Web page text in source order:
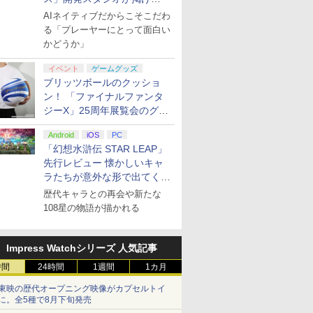
る“AI活用の信念”とは？【講
演レポート】
AIネイティブだからこそこだわ
る「プレーヤーにとって面白い
かどうか」
イベント ゲームグッズ
ブリッツボールのクッショ
ン！ 「ファイナルファンタ
ジーX」25周年展覧会のグッ
ズ情報が公開
Android iOS PC
「幻想水滸伝 STAR LEAP」
先行レビュー 懐かしいキャ
ラたちが意外な形で出てくる
シリーズ完全新作！
歴代キャラとの再会や新たな
108星の物語が描かれる
Impress Watchシリーズ 人気記事
24時間 1週間 1カ月
映の歴代オープニング映像がカプセルトイ
。全5種で8月下旬発売